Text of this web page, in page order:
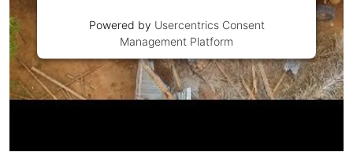
Powered by Usercentrics Consent
Management Platform